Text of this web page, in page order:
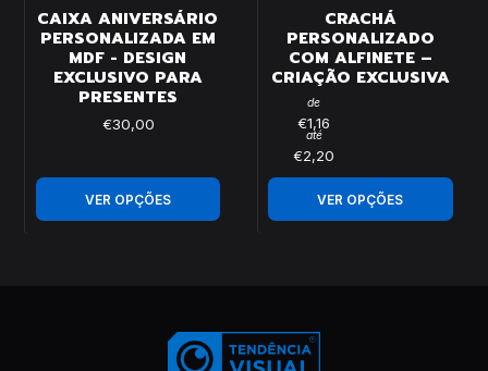
CAIXA ANIVERSÁRIO
PERSONALIZADA EM
MDF - DESIGN
EXCLUSIVO PARA
PRESENTES
€30,00
VER OPÇÕES
CRACHÁ
PERSONALIZADO
COM ALFINETE –
CRIAÇÃO EXCLUSIVA
de
€1,16
até
€2,20
VER OPÇÕES